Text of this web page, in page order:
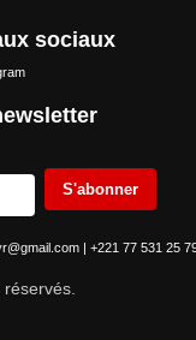
sociaux
S'abonner
+221 77 531 25